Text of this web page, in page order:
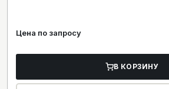
Цена по запросу
В КОРЗИНУ